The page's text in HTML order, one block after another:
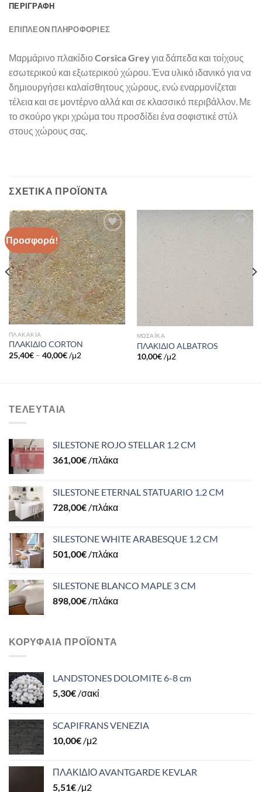
ΠΕΡΙΓΡΑΦΉ
ΕΠΙΠΛΈΟΝ ΠΛΗΡΟΦΟΡΊΕΣ
Μαρμάρινο πλακίδιοCorsica Greyγια δάπεδα και τοίχους
εσωτερικού και εξωτερικού χώρου. Ένα υλικό ιδανικό για να
δημιουργήσει καλαίσθητους χώρους, ενώ εναρμονίζεται
τέλεια και σε μοντέρνο αλλά και σε κλασσικό περιβάλλον. Με
το σκούρο γκρι χρώμα του προσδίδει ένα σοφιστικέ στύλ
στους χώρους σας.
ΣΧΕΤΙΚΆ ΠΡΟΪΌΝΤΑ
Προσφορά!
Πρόσθήκη
στην λίστα
επιθυμιών
ΠΛΑΚΑΚΙΑ
ΠΛΑΚΙΔΙΟ CORTON
25,40€– 40,00€ /μ2
Πρόσθήκη
στην λίστα
επιθυμιών
ΜΩΣΑΪΚΑ
ΠΛΑΚΙΔΙΟ ALBATROS
10,00€ /μ2
ΤΕΛΕΥΤΑΊΑ
SILESTONE ROJO STELLAR 1.2 CM
361,00€ /πλάκα
SILESTONE ETERNAL STATUARIO 1.2 CM
728,00€ /πλάκα
SILESTONE WHITE ARABESQUE 1.2 CM
501,00€ /πλάκα
SILESTONE BLANCO MAPLE 3 CM
898,00€ /πλάκα
ΚΟΡΥΦΑΊΑ ΠΡΟΪΌΝΤΑ
LANDSTONES DOLOMITE 6-8 cm
5,30€ /σακί
SCAPIFRANS VENEZIA
10,00€ /μ2
ΠΛΑΚΙΔΙΟ AVANTGARDE KEVLAR
5,51€ /μ2